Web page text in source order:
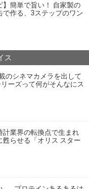
】簡単で旨い！ 自家製の
作る、3ステップのワン
ス
のシネマカメラを出して
ーズって何がそんなにス
計業界の転換点で生まれ
らせる「オリス スター